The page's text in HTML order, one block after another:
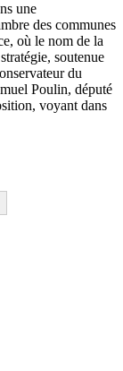
une
des communes
où le nom de la
soutenue
du
Poulin, député
voyant dans